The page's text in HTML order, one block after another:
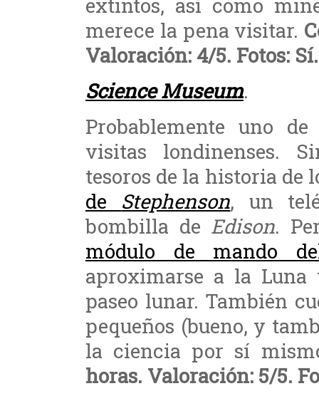
merece la pena visitar.
Valoración: 4/5. Fotos: Sí.
Science Museum.
Probablemente uno
visitas londinenses.
tesoros de la historia de
de Stephenson, un
bombilla de Edison.
módulo de mando
aproximarse a la
paseo lunar. También
pequeños (bueno, y
la ciencia por sí
horas. Valoración: 5/5.